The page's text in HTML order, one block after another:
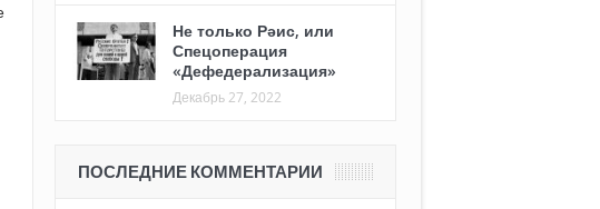
Не только Рәис, или
Спецоперация
«Дефедерализация»
Декабрь 27, 2022
ПОСЛЕДНИЕ КОММЕНТАРИИ